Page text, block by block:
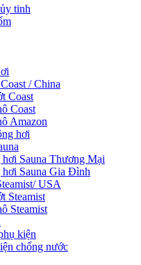
tinh
/ China
Coast
Coast
Amazon
hơi
Sauna Thương Mại
hơi Sauna Gia Đình
USA
Steamist
Steamist
kiện
chống nước